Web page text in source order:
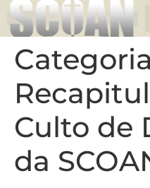
Culto de
da